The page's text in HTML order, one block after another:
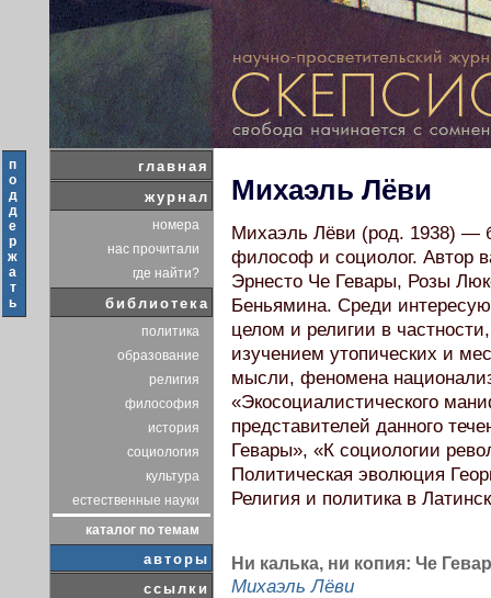
п
о
д
д
е
р
ж
а
т
ь
главная
журнал
номера
нас прочитали
где найти?
библиотека
политика
образование
религия
философия
история
социология
культура
естественные науки
каталог по темам
авторы
ссылки
Михаэль Лёви
Михаэль Лёви (род. 1938) —
философ и социолог. Автор
Эрнесто Че Гевары, Розы
Беньямина. Среди
целом и религии в
изучением утопических и
мысли, феномена
«Экосоциалистического
представителей данного
Гевары», «К социологии
Политическая эволюция
Религия и политика в
Ни калька, ни копия: Че
Михаэль Лёви